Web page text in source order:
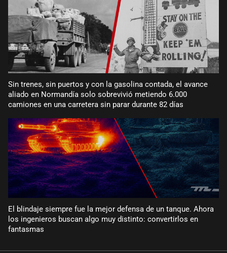
Sin trenes, sin puertos y con la gasolina contada, el avance
aliado en Normandía solo sobrevivió metiendo 6.000
camiones en una carretera sin parar durante 82 días
El blindaje siempre fue la mejor defensa de un tanque. Ahora
los ingenieros buscan algo muy distinto: convertirlos en
fantasmas